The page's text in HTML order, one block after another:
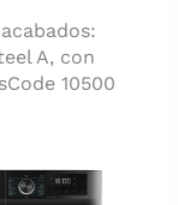
A, con
10500